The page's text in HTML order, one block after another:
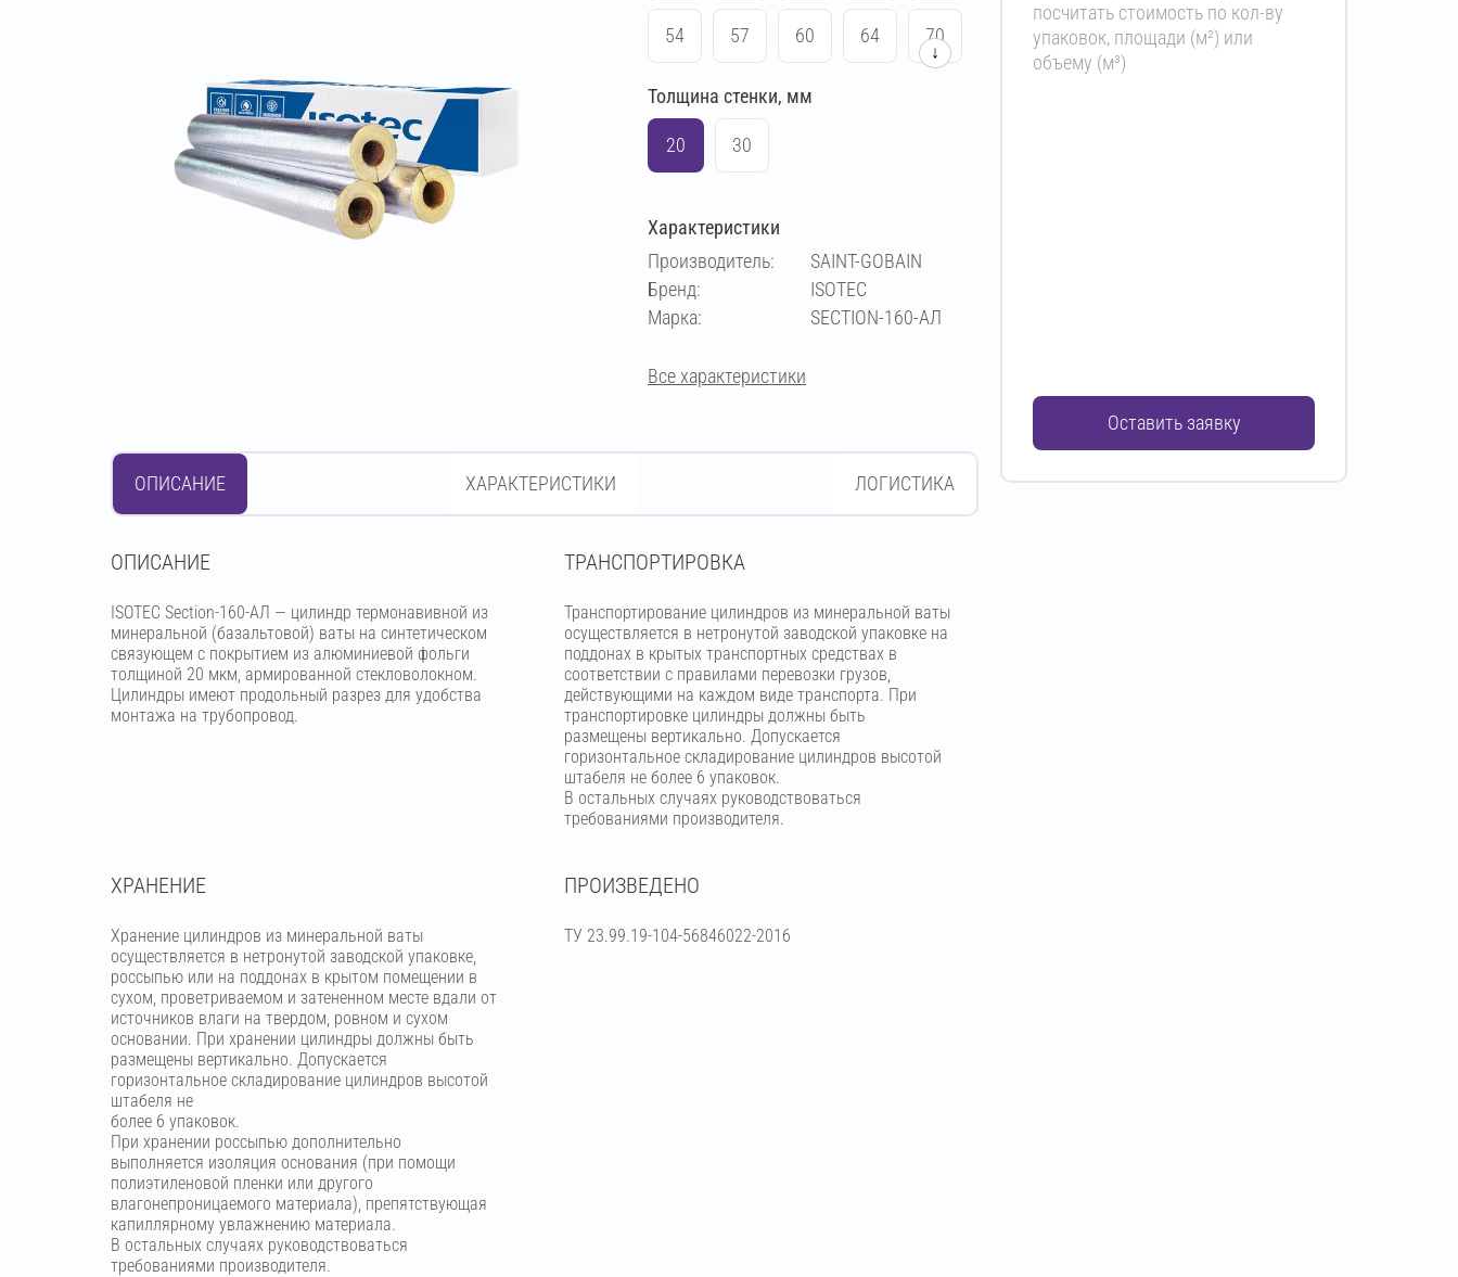
54 57 60 64 70
76 83 89
114
159 169
273
↓
Толщина стенки, мм
20 30
Характеристики
Производитель:
SAINT-GOBAIN
Бренд:
ISOTEC
Марка:
SECTION-160-АЛ
Все характеристики
ОПИСАНИЕ ХАРАКТЕРИСТИКИ ЛОГИСТИКА
OПИСАНИЕ
ISOTEC Section-160-АЛ — цилиндр термонавивной из
минеральной (базальтовой) ваты на синтетическом
связующем с покрытием из алюминиевой фольги
толщиной 20 мкм, армированной стекловолокном.
Цилиндры имеют продольный разрез для удобства
монтажа на трубопровод.
ТРАНСПОРТИРОВКА
Транспортирование цилиндров из минеральной ваты
осуществляется в нетронутой заводской упаковке на
поддонах в крытых транспортных средствах в
соответствии с правилами перевозки грузов,
действующими на каждом виде транспорта. При
транспортировке цилиндры должны быть
размещены вертикально. Допускается
горизонтальное складирование цилиндров высотой
штабеля не более 6 упаковок.
В остальных случаях руководствоваться
требованиями производителя.
ХРАНЕНИЕ
Хранение цилиндров из минеральной ваты
осуществляется в нетронутой заводской упаковке,
россыпью или на поддонах в крытом помещении в
сухом, проветриваемом и затененном месте вдали от
источников влаги на твердом, ровном и сухом
основании. При хранении цилиндры должны быть
размещены вертикально. Допускается
горизонтальное складирование цилиндров высотой
штабеля не
более 6 упаковок.
При хранении россыпью дополнительно
выполняется изоляция основания (при помощи
полиэтиленовой пленки или другого
влагонепроницаемого материала), препятствующая
капиллярному увлажнению материала.
В остальных случаях руководствоваться
требованиями производителя.
ПРОИЗВЕДЕНО
ТУ 23.99.19-104-56846022-2016
посчитать стоимость по кол-ву
упаковок, площади (м²) или
объему (м³)
Оставить заявку